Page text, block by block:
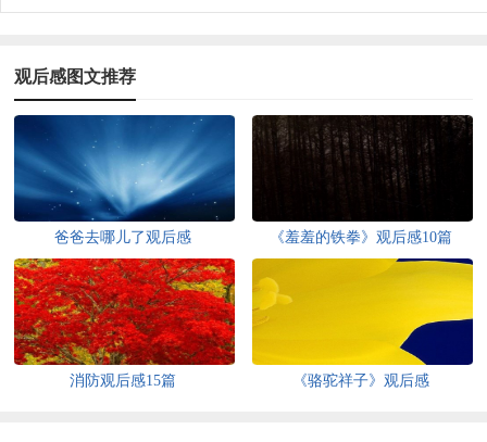
观后感图文推荐
爸爸去哪儿了观后感 《羞羞的铁拳》观后感10篇
消防观后感15篇 《骆驼祥子》观后感